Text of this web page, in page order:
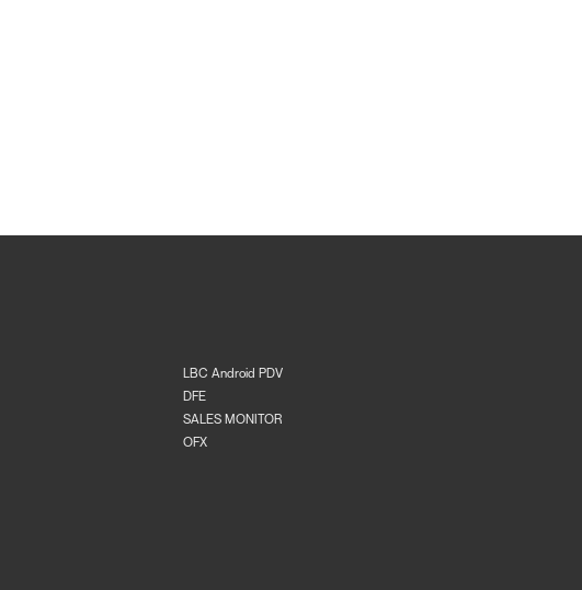
LBC Android PDV
DFE
SALES MONITOR
OFX